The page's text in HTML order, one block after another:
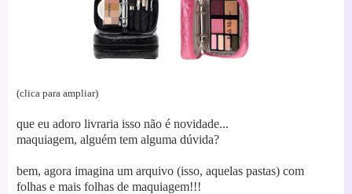
(clica para ampliar)
que eu adoro livraria isso não é novidade...
maquiagem, alguém tem alguma dúvida?
bem, agora imagina um arquivo (isso, aquelas pastas) com
folhas e mais folhas de maquiagem!!!